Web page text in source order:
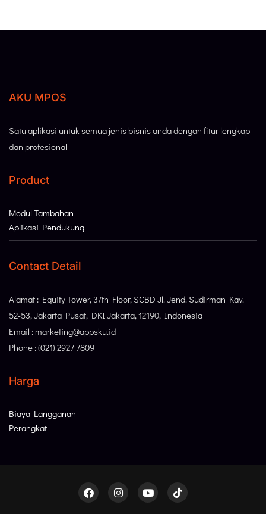
AKU MPOS
Satu aplikasi untuk semua jenis bisnis anda dengan fitur lengkap
dan profesional
Product
Modul Tambahan
Aplikasi Pendukung
Contact Detail
Alamat : Equity Tower, 37th Floor, SCBD Jl. Jend. Sudirman Kav.
52-53, Jakarta Pusat, DKI Jakarta, 12190, Indonesia
Email : marketing@appsku.id
Phone : (021) 2927 7809
Harga
Biaya Langganan
Perangkat